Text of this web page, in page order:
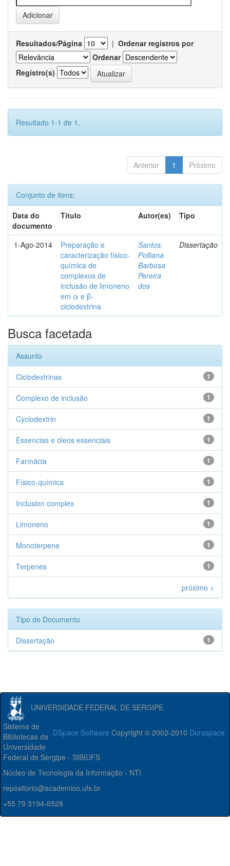
Resultados/Página | Ordenar registros por
Ordenar
Registro(s)
Resultado 1-1 de 1.
Anterior 1 Próximo
Conjunto de itens:
Data do
documento
Título Autor(es) Tipo
1-Ago-2014
Preparação e
caracterização físico-
química de
complexos de
inclusão de limoneno
em α e β-
ciclodextrina
Santos,
Polliana
Barbosa
Pereira
dos
Dissertação
Busca facetada
Assunto
1
Ciclodextrinas
1
Complexo de inclusão
1
Cyclodextrin
1
Essencias e óleos essenciais
1
Farmácia
1
Físico-química
1
Inclusion complex
1
Limoneno
1
Monoterpene
1
Terpenes
próximo >
Tipo de Documento
1
Dissertação
UNIVERSIDADE FEDERAL DE SERGIPE
DSpace Software Copyright © 2002-2010 Duraspace
Sistema de
Bibliotecas da
Universidade
Federal de Sergipe - SIBIUFS
Núcleo de Tecnologia da Informação - NTI
repositorio@academico.ufs.br
+55 79 3194-6528